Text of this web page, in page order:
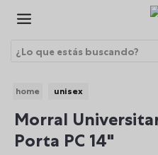
¿Lo que estás buscando?
unisex
Morral
Porta PC 14"
1.
morrales
2.
gorras
3.
bolsos